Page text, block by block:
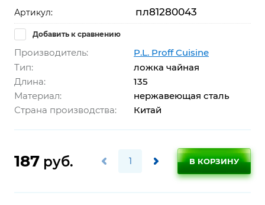
Артикул: пл81280043
Добавить к сравнению
Производитель:
P.L. Proff Cuisine
Тип:
ложка чайная
Длина:
135
Материал:
нержавеющая сталь
Страна производства:
Китай
187 руб. В КОРЗИНУ